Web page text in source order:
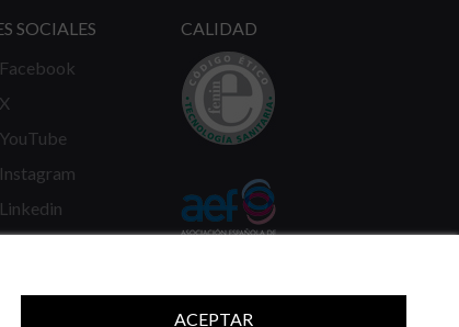
ACEPTAR
SOCIALES
Facebook
X
YouTube
Instagram
Linkedin
CALIDAD